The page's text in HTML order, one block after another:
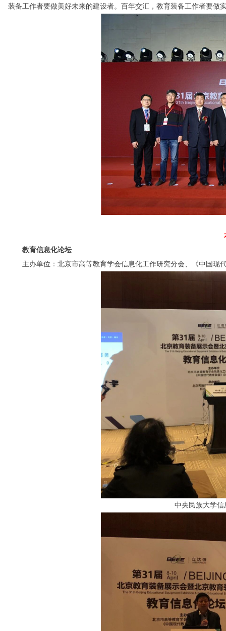
装备工作者要做美好未来的建设者。百年交汇，教育装备工作者要
教育信息化论坛
主办单位：北京市高等教育学会信息化工作研究分会、《中国现
中央民族大学